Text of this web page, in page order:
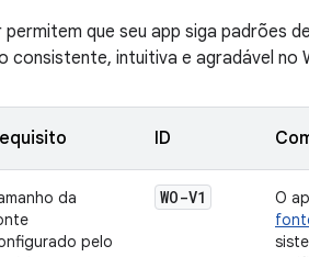
que seu app siga padrões
consistente, intuitiva e agradável no
ID
da
pelo
WO-V1 O